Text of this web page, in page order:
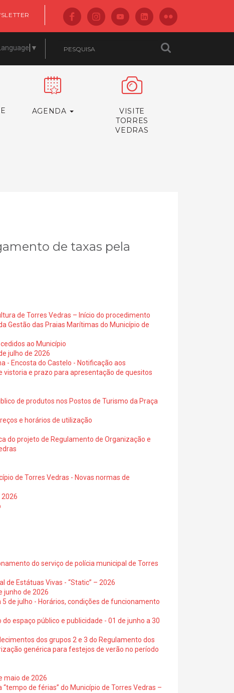
▼
AGENDA
VISITE
TORRES
VEDRAS
de taxas pela
de Torres Vedras – Início do procedimento
Gestão das Praias Marítimas do Município de
ao Município
julho de 2026
- Encosta do Castelo - Notificação aos
e prazo para apresentação de quesitos
de produtos nos Postos de Turismo da Praça
e horários de utilização
do projeto de Regulamento de Organização e
de Torres Vedras - Novas normas de
do serviço de polícia municipal de Torres
de Estátuas Vivas - “Static” – 2026
junho de 2026
5 de julho - Horários, condições de funcionamento
espaço público e publicidade - 01 de junho a 30
dos grupos 2 e 3 do Regulamento dos
genérica para festejos de verão no período
maio de 2026
de férias” do Município de Torres Vedras –